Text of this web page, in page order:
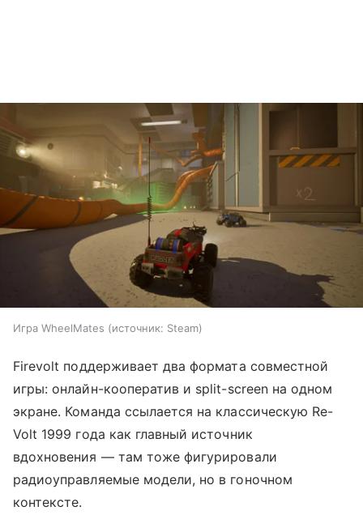
Игра WheelMates источник: Steam
Firevolt поддерживает два формата совместной
игры: онлайн-кооператив и split-screen на одном
экране. Команда ссылается на классическую Re-
Volt 1999 года как главный источник
вдохновения — там тоже фигурировали
радиоуправляемые модели, но в гоночном
контексте.